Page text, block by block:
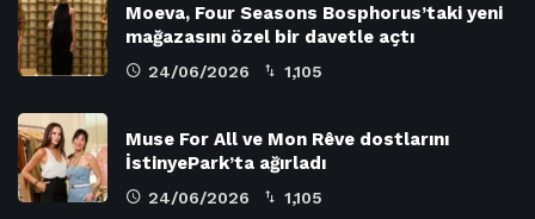
Moeva, Four Seasons Bosphorus’taki yeni
mağazasını özel bir davetle açtı
24/06/2026 1,105
Muse For All ve Mon Rêve dostlarını
İstinyePark’ta ağırladı
24/06/2026 1,105